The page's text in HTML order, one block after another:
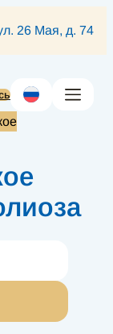
26 Мая, д. 74